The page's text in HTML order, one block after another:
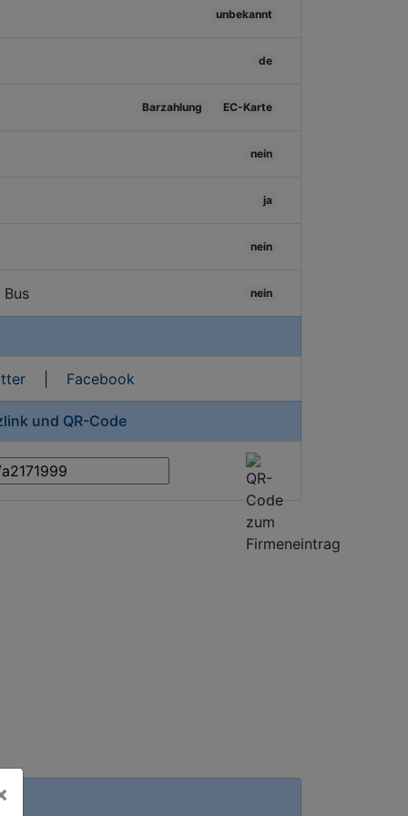
unbekannt
de
Barzahlung EC-Karte
nein
ja
nein
nein
| Facebook
und QR-Code